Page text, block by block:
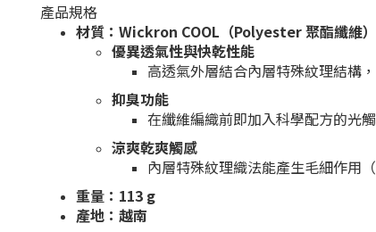
產品規格
材質： Wickron COOL（Polyester 聚酯纖維）
優異透氣性與快乾性能
高透氣外層結合內層特殊紋理結構
抑臭功能
在纖維編織前即加入科學配方的光
涼爽乾爽觸感
內層特殊紋理織法能產生毛細作用
重量：113 g
產地：越南